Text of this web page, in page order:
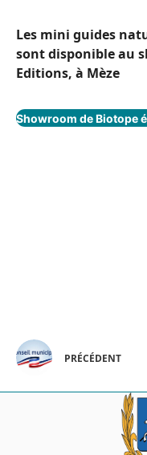
Les mini guides
sont disponible au
Editions, à Mèze
Showroom de Biotope
PRÉCÉDENT